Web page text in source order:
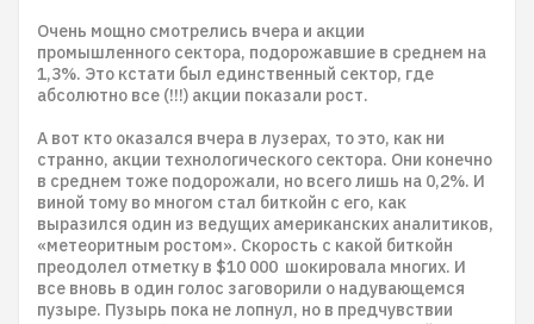
Очень мощно смотрелись вчера и акции
промышленного сектора, подорожавшие в среднем на
1,3%. Это кстати был единственный сектор, где
абсолютно все (!!!) акции показали рост.
А вот кто оказался вчера в лузерах, то это, как ни
странно, акции технологического сектора. Они конечно
в среднем тоже подорожали, но всего лишь на 0,2%. И
виной тому во многом стал биткойн с его, как
выразился один из ведущих американских аналитиков,
«метеоритным ростом». Скорость с какой биткойн
преодолел отметку в $10 000 шокировала многих. И
все вновь в один голос заговорили о надувающемся
пузыре. Пузырь пока не лопнул, но в предчувствии